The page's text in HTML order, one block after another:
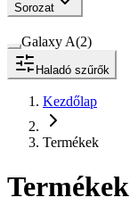
Sorozat
Galaxy A(2)
Haladó szűrők
Kezdőlap
Termékek
Termékek